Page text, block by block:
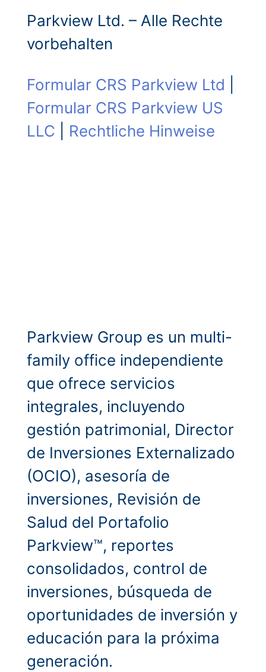
Parkview Ltd. – Alle Rechte
vorbehalten
Formular CRS Parkview Ltd
Formular CRS Parkview US
LLC
Rechtliche Hinweise
Parkview Group es un multi-
family office independiente
que ofrece servicios
integrales, incluyendo
gestión patrimonial, Director
de Inversiones Externalizado
(OCIO), asesoría de
inversiones, Revisión de
Salud del Portafolio
Parkview™, reportes
consolidados, control de
inversiones, búsqueda de
oportunidades de inversión y
educación para la próxima
generación.